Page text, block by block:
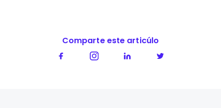
Comparte este articúlo